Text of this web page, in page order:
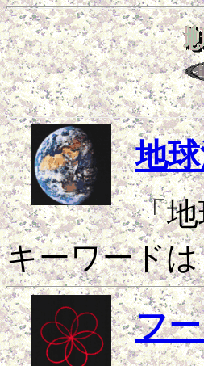
地
「
キーワード
フ